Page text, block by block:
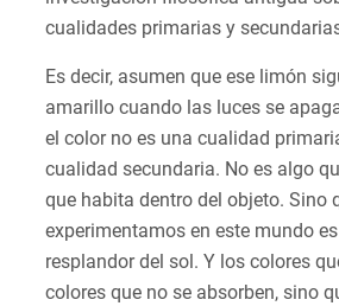
cualidades primarias y
Es decir, asumen que ese limón
amarillo cuando las luces se
el color no es una cualidad
cualidad secundaria. No es algo
que habita dentro del objeto. Sino
experimentamos en este mundo
resplandor del sol. Y los colores
colores que no se absorben, sino